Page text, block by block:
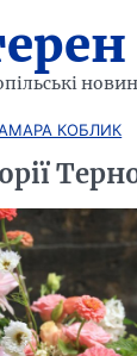
КОБЛИК